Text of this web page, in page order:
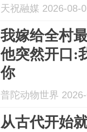
天祝融媒 2026-08-
我嫁给全村
他突然开口:
你
普陀动物世界
从古代开始